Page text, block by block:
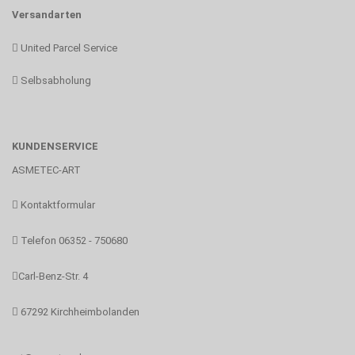
Versandarten
United Parcel Service
Selbsabholung
KUNDENSERVICE
ASMETEC-ART
Kontaktformular
Telefon 06352 - 750680
Carl-Benz-Str. 4
67292 Kirchheimbolanden